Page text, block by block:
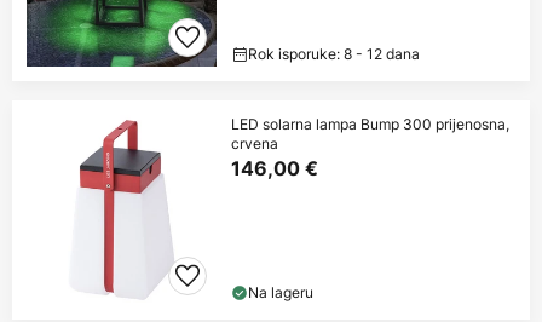
Rok isporuke: 8 - 12 dana
LED solarna lampa Bump 300 prijenosna,
crvena
146,00 €
Na lageru